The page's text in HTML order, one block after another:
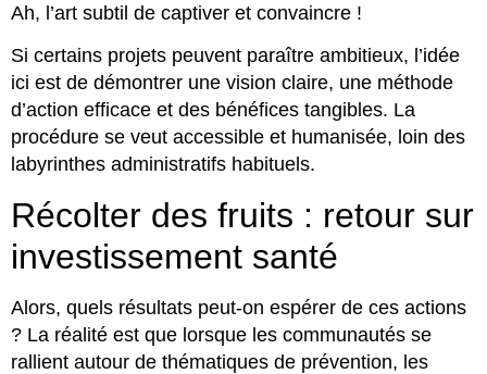
Ah, l’art subtil de captiver et convaincre !
Si certains projets peuvent paraître ambitieux, l’idée
ici est de démontrer une vision claire, une méthode
d’action efficace et des bénéfices tangibles. La
procédure se veut accessible et humanisée, loin des
labyrinthes administratifs habituels.
Récolter des fruits : retour sur
investissement santé
Alors, quels résultats peut-on espérer de ces actions
? La réalité est que lorsque les communautés se
rallient autour de thématiques de prévention, les